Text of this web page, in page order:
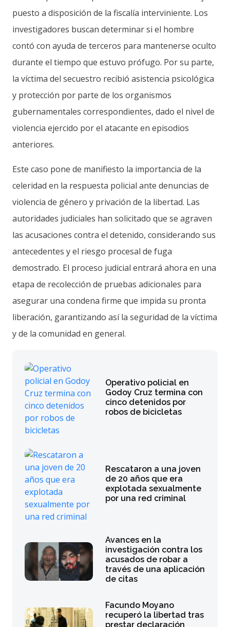
puesto a disposición de la fiscalía interviniente. Los
investigadores buscan determinar si el hombre
contó con ayuda de terceros para mantenerse oculto
durante el tiempo que estuvo prófugo. Por su parte,
la víctima del secuestro recibió asistencia psicológica
y protección por parte de los organismos
gubernamentales correspondientes, dado el nivel de
violencia ejercido por el atacante en episodios
anteriores.
Este caso pone de manifiesto la importancia de la
celeridad en la respuesta policial ante denuncias de
violencia de género y privación de la libertad. Las
autoridades judiciales han solicitado que se agraven
las acusaciones contra el detenido, considerando sus
antecedentes y el riesgo procesal de fuga
demostrado. El proceso judicial entrará ahora en una
etapa de recolección de pruebas adicionales para
asegurar una condena firme que impida su pronta
liberación, garantizando así la seguridad de la víctima
y de la comunidad en general.
Operativo policial en
Godoy Cruz termina con
cinco detenidos por
robos de bicicletas
Rescataron a una joven
de 20 años que era
explotada sexualmente
por una red criminal
Avances en la
investigación contra los
acusados de robar a
través de una aplicación
de citas
Facundo Moyano
recuperó la libertad tras
prestar declaración